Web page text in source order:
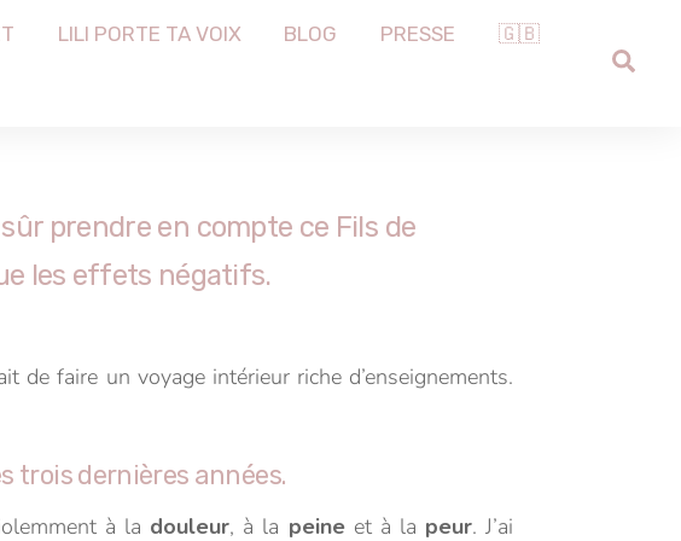
LILI PORTE TA VOIX BLOG PRESSE 🇬🇧
prendre en compte ce Fils de
les effets négatifs.
de faire un voyage intérieur riche d’enseignements.
trois dernières années.
à la douleur, à la peineet à la peur. J’ai